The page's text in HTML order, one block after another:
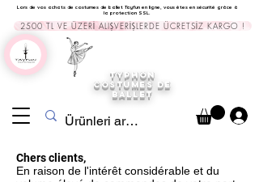
Lors de vos achats de costumes de ballet Tayfun en ligne, vous êtes en sécurité grâce à
la protection SSL.
2500 TL VE ÜZERİ ALIŞVERİŞLERDE ÜCRETSİZ KARGO !
TYPHON
COSTUMES DE
BALLET
Chers clients,
En raison de l'intérêt considérable et du